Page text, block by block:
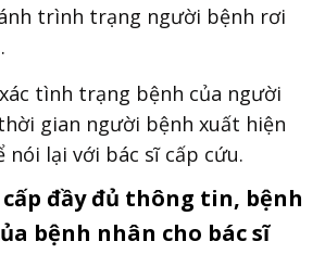
trình trạng người bệnh rơi
tình trạng bệnh của người
gian người bệnh xuất hiện
nói lại với bác sĩ cấp cứu.
cấp đầy đủ thông tin, bệnh
bệnh nhân cho bác sĩ